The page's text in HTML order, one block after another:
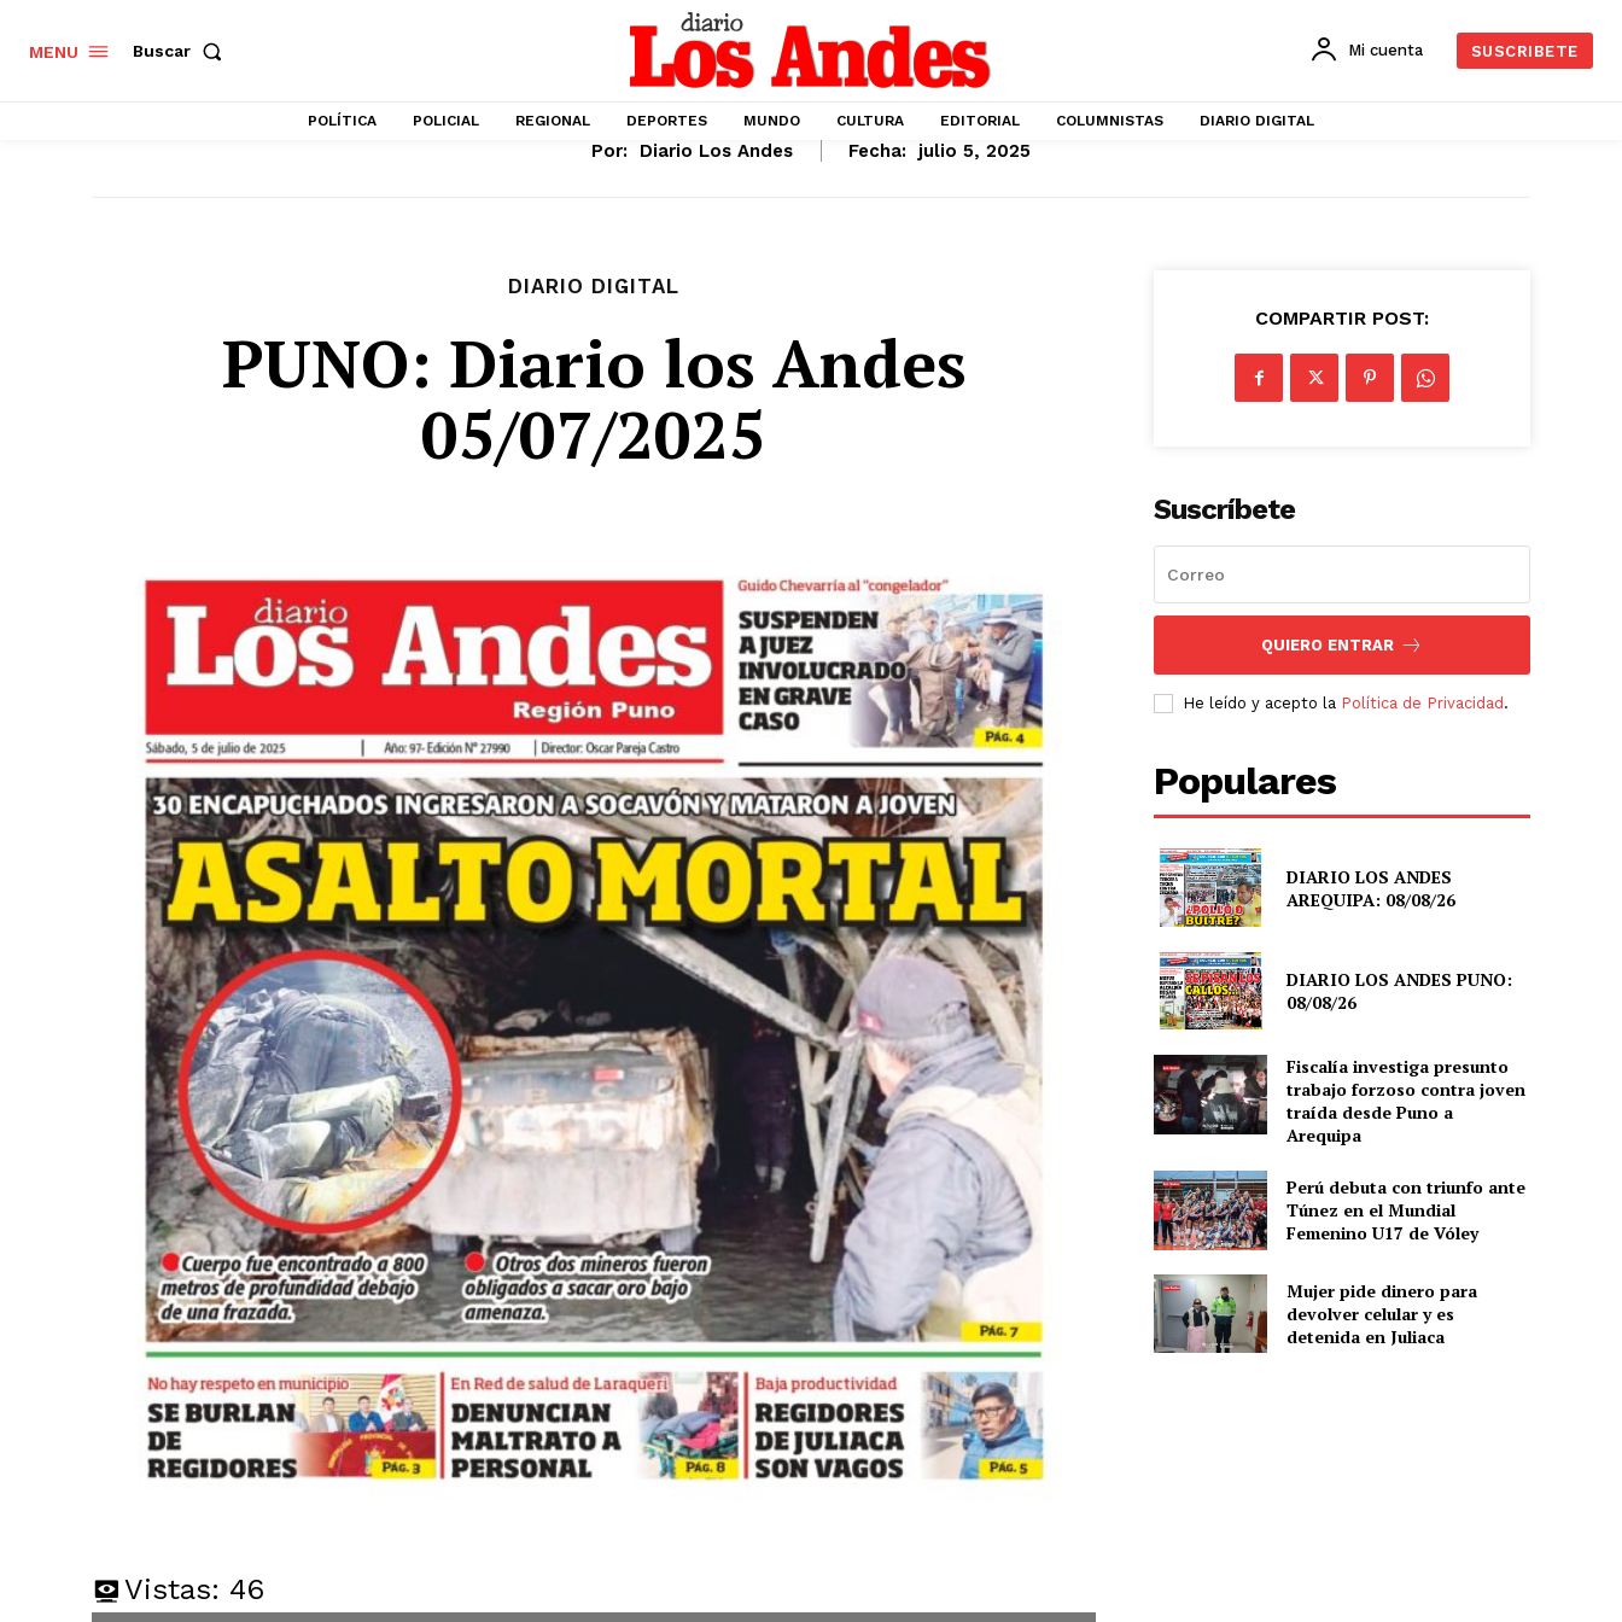
MENU Buscar Mi cuenta SUSCRIBETE
POLÍTICA POLICIAL REGIONAL DEPORTES MUNDO CULTURA EDITORIAL COLUMNISTAS DIARIO DIGITAL
Por: Diario Los Andes Fecha: julio 5, 2025
DIARIO DIGITAL
PUNO: Diario los Andes
05/07/2025
Vistas: 46
COMPARTIR POST:
Suscríbete
QUIERO ENTRAR
He leído y acepto la Política de Privacidad .
Populares
DIARIO LOS ANDES
AREQUIPA: 08/08/26
DIARIO LOS ANDES PUNO:
08/08/26
Fiscalía investiga presunto
trabajo forzoso contra joven
traída desde Puno a
Arequipa
Perú debuta con triunfo ante
Túnez en el Mundial
Femenino U17 de Vóley
Mujer pide dinero para
devolver celular y es
detenida en Juliaca